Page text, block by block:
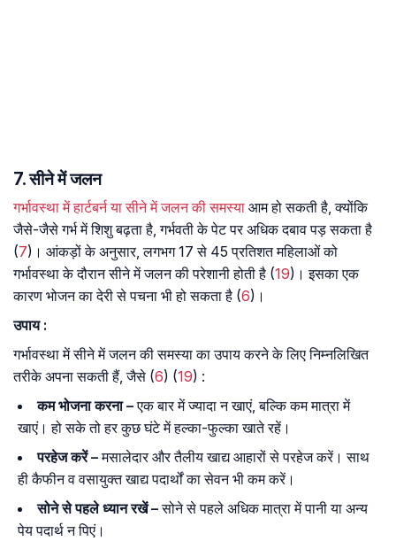
7. सीने में जलन
गर्भावस्था में हार्टबर्न या सीने में जलन की समस्या आम हो सकती है, क्योंकि
जैसे-जैसे गर्भ में शिशु बढ़ता है, गर्भवती के पेट पर अधिक दबाव पड़ सकता है
(7)। आंकड़ों के अनुसार, लगभग 17 से 45 प्रतिशत महिलाओं को
गर्भावस्था के दौरान सीने में जलन की परेशानी होती है (19)। इसका एक
कारण भोजन का देरी से पचना भी हो सकता है (6)।
उपाय :
गर्भावस्था में सीने में जलन की समस्या का उपाय करने के लिए निम्नलिखित
तरीके अपना सकती हैं, जैसे (6) (19) :
कम भोजना करना –एक बार में ज्यादा न खाएं, बल्कि कम मात्रा में
खाएं। हो सके तो हर कुछ घंटे में हल्का-फुल्का खाते रहें।
परहेज करें –मसालेदार और तैलीय खाद्य आहारों से परहेज करें। साथ
ही कैफीन व वसायुक्त खाद्य पदार्थों का सेवन भी कम करें।
सोने से पहले ध्यान रखें –सोने से पहले अधिक मात्रा में पानी या अन्य
पेय पदार्थ न पिएं।